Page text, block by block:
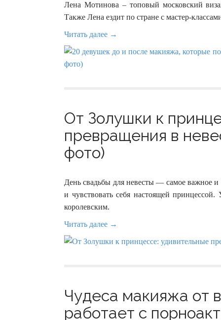
Лена Мотинова – топовый московский
Также Лена ездит по стране с мастер-
Читать далее →
От Золушки к
превращения в
фото)
День свадьбы для невесты — самое важное
и чувствовать себя настоящей
королевским.
Читать далее →
Чудеса макияжа от
работает с